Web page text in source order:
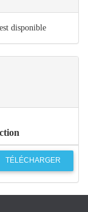
disponible
TÉLÉCHARGER